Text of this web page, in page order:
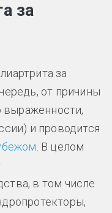
за
за
от причины
выраженности,
и проводится
. В целом
в том числе